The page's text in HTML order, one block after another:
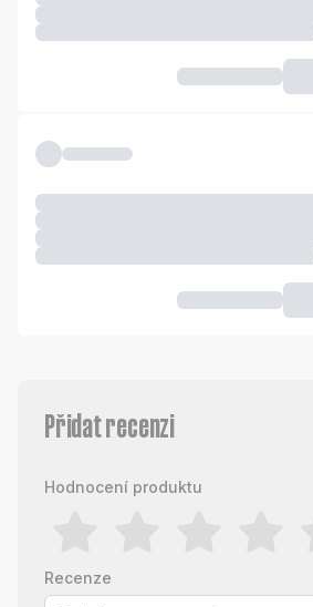
Přidat recenzi
Hodnocení produktu
Recenze